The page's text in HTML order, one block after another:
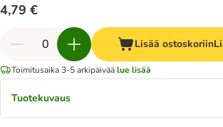
4,79 €
Lisää ostoskoriin
Toimitusaika 3-5 arkipäiväälue lisää
Tuotekuvaus